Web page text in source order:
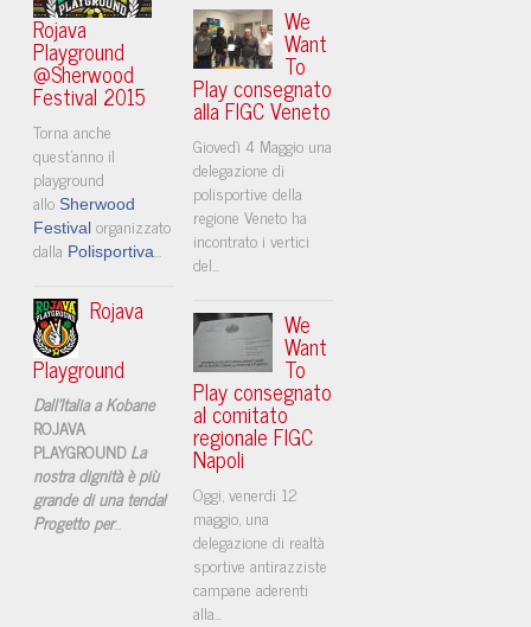
Rojava
Playground
@Sherwood
Festival 2015
Torna anche
quest'anno il
playground
allo Sherwood
Festival organizzato
dalla Polisportiva...
Rojava
Playground
Dall'Italia a Kobane
ROJAVA
PLAYGROUND La
nostra dignità è più
grande di una tenda!
Progetto per...
We
Want
To
Play consegnato
alla FIGC Veneto
Giovedì 4 Maggio una
delegazione di
polisportive della
regione Veneto ha
incontrato i vertici
del...
We
Want
To
Play consegnato
al comitato
regionale FIGC
Napoli
​Oggi, venerdi 12
maggio, una
delegazione di realtà
sportive antirazziste
campane aderenti
alla...